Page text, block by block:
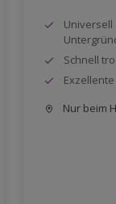
Schnell
Nur beim